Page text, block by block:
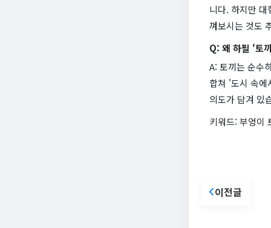
니다. 하지만
껴보시는 것도
Q: 왜 하필 '토
A: 토끼는 순수
합쳐 '도시 속에
의도가 담겨 있
키워드: 부엉이
이전글